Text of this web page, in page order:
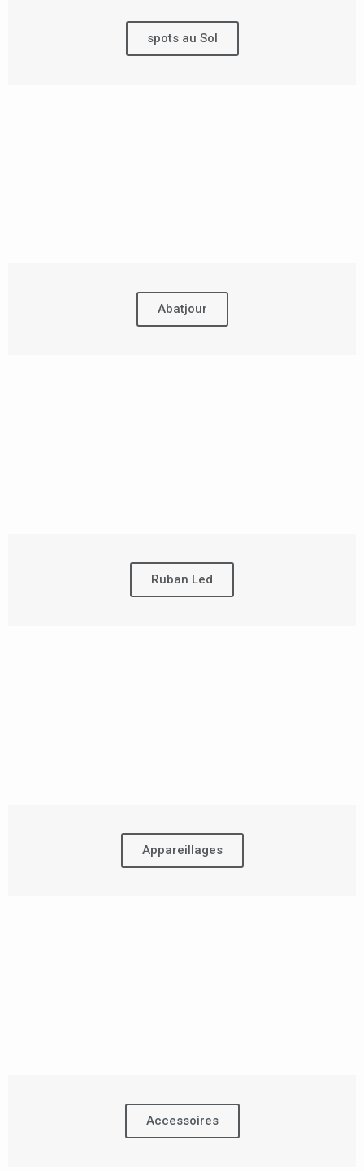
spots au Sol
Abatjour
Ruban Led
Appareillages
Accessoires